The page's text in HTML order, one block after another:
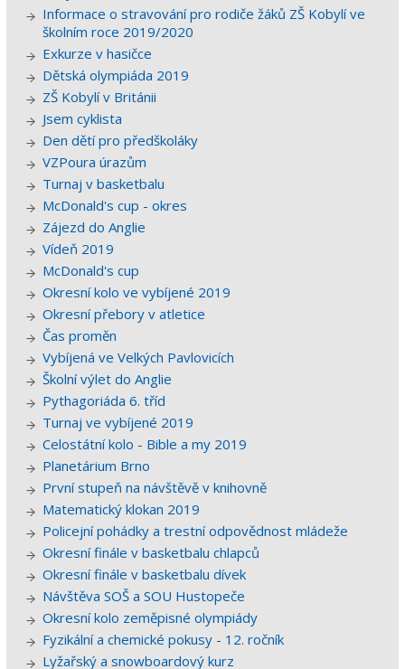
Informace o stravování pro rodiče žáků ZŠ Kobylí ve
školním roce 2019/2020
Exkurze v hasičce
Dětská olympiáda 2019
ZŠ Kobylí v Británii
Jsem cyklista
Den dětí pro předškoláky
VZPoura úrazům
Turnaj v basketbalu
McDonald's cup - okres
Zájezd do Anglie
Vídeň 2019
McDonald's cup
Okresní kolo ve vybíjené 2019
Okresní přebory v atletice
Čas proměn
Vybíjená ve Velkých Pavlovicích
Školní výlet do Anglie
Pythagoriáda 6. tříd
Turnaj ve vybíjené 2019
Celostátní kolo - Bible a my 2019
Planetárium Brno
První stupeň na návštěvě v knihovně
Matematický klokan 2019
Policejní pohádky a trestní odpovědnost mládeže
Okresní finále v basketbalu chlapců
Okresní finále v basketbalu dívek
Návštěva SOŠ a SOU Hustopeče
Okresní kolo zeměpisné olympiády
Fyzikální a chemické pokusy - 12. ročník
Lyžařský a snowboardový kurz